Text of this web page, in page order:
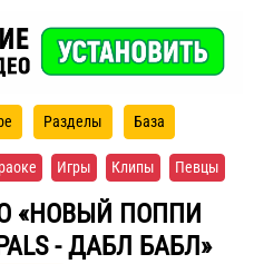
Разделы База
Игры Клипы Певцы
«НОВЫЙ ПОППИ
- ДАБЛ БАБЛ»